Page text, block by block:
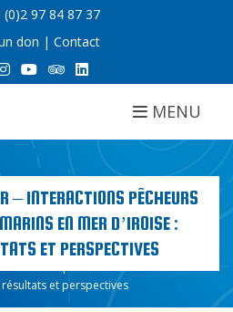
(0)2 97 84 87 37
don | Contact
MENU
– INTERACTIONS PÊCHEURS
EN MER D’IROISE :
ET PERSPECTIVES
et perspectives